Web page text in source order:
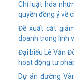
Chỉ luật hóa
quyền đồng ý về
Đề xuất cắt
doanh trong lĩnh
Đại biểu Lê Văn
hoạt động tư
Dự án đường